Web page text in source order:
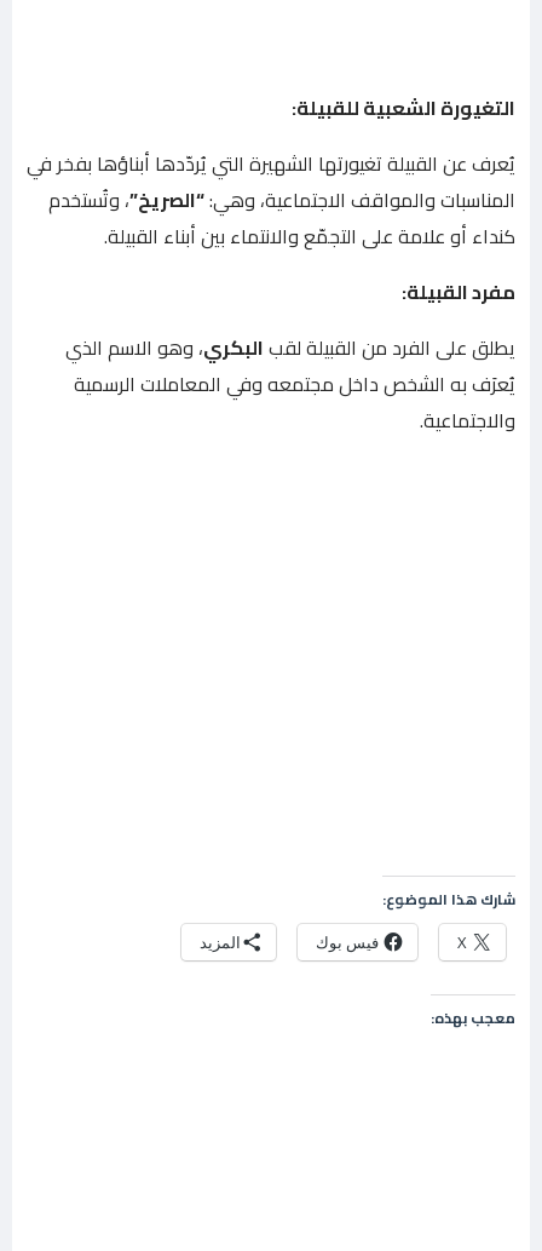
التغيورة الشعبية للقبيلة:
يُعرف عن القبيلة تغيورتها الشهيرة التي يُردّدها أبناؤها بفخر في
المناسبات والمواقف الاجتماعية، وهي:“الصريخ”، وتُستخدم
كنداء أو علامة على التجمّع والانتماء بين أبناء القبيلة.
مفرد القبيلة:
يطلق على الفرد من القبيلة لقبالبكري، وهو الاسم الذي
يُعرَف به الشخص داخل مجتمعه وفي المعاملات الرسمية
والاجتماعية.
شارك هذا الموضوع:
X فيس بوك المزيد
معجب بهذه: